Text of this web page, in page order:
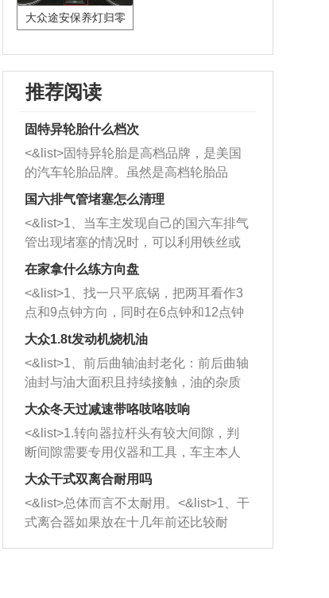
大众途安保养灯归零
推荐阅读
固特异轮胎什么档次
<&list>固特异轮胎是高档品牌，是美国
的汽车轮胎品牌。虽然是高档轮胎品
牌，但是中高低端的轮胎都有生产，这
也是为了更好的开拓市场。
国六排气管堵塞怎么清理
<&list>1、当车主发现自己的国六车排气
管出现堵塞的情况时，可以利用铁丝或
者是细棍，直接将杂物给取出来，如果
堵塞情况比较严重，也可以采取应急措
施。 <&list>2、直接利用木棍将所有的
杂物推到排气管里面的位置处，然后将
三元催化器拆解开，就可以将堵塞的东
西取出来。但如果是因为积碳过多引起
的堵塞，就需要将三元催化器泡在草酸
洗剂对堵塞的情况得到解决，将清洗剂
放在燃油箱中，与燃油混合后，车辆启
动时，就可以和汽油一起进入到燃烧
室，最后形成废气排出，就可以让三元
催化器得到清洗，排气管堵塞的情况就
能够得到解决。
在家拿什么练方向盘
<&list>1、找一只平底锅，把两耳看作3
点和9点钟方向，同时在6点钟和12点钟
方向做一个标记。 <&list>2、双手握住
一圈半的练习，往右同样也要打相同的
圈数。 <&list>3、最后强调要反复练
习，这样就可以形成肌肉记忆，在真实
驾驶车辆时，不需要记忆也能打好方
向。
大众1.8t发动机烧机油
<&list>1、前后曲轴油封老化：前后曲轴
油封与油大面积且持续接触，油的杂质
和发动机内持续温度变化使其密封效果
逐渐减弱，导致渗油或漏油。<&list>2、
活塞间隙过大：积碳会使活塞环与缸体
的间隙扩大，导致机油流入燃烧室中，
造成烧机油。<&list>3、机油粘度。使用
机油粘度过小的话，同样会有烧机油现
象，机油粘度过小具有很好的流动性，
大众冬天过减速带咯吱咯吱响
<&list>1.转向器拉杆头有较大间隙，判
断间隙需要专用仪器和工具，车主本人
无法制作，需要将车辆送到修理厂或4s
店；<&list>2.车辆半轴套管防尘罩破
裂，破裂后会出现漏油现象，使半轴磨
损严重，磨损的半轴容易损坏，产生异
响；<&list>3.稳定器的转向胶套和球头
大众干式双离合耐用吗
<&list>总体而言不太耐用。<&list>1、干
式离合器如果放在十几年前还比较耐